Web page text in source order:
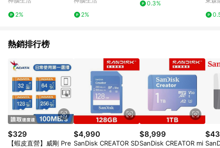
2%
2%
0.3%
熱銷排行榜
$329
【蝦皮直營】威剛 Pre
$4,990
SanDisk CREATOR SD
$8,999
SanDisk CREATOR mi